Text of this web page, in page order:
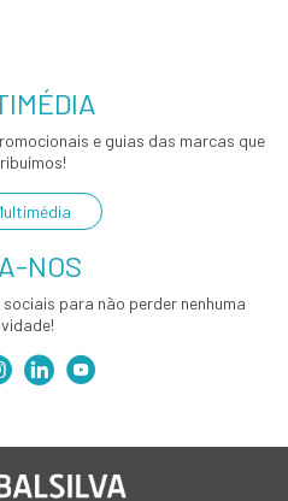
e guias das marcas que
NOS
para não perder nenhuma